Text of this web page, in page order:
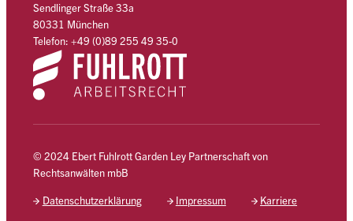
Sendlinger Straße 33a
80331 München
Telefon: +49 (0)89 255 49 35-0
© 2024 Ebert Fuhlrott Garden Ley Partnerschaft von
Rechtsanwälten mbB
Datenschutzerklärung Impressum Karriere